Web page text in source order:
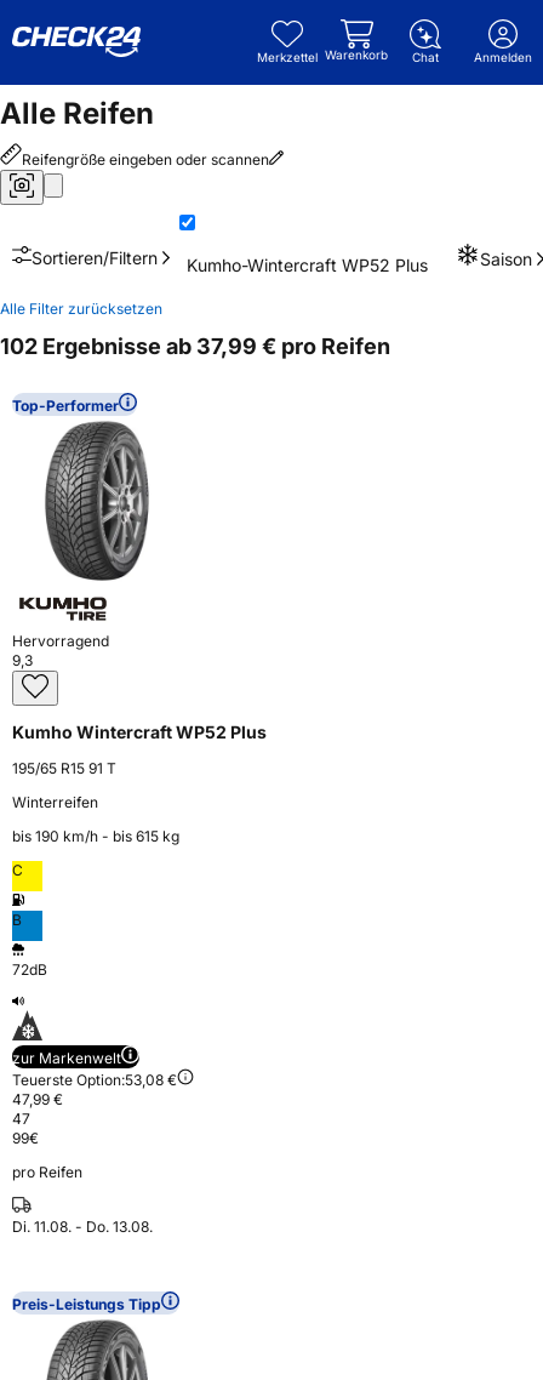
Merkzettel Warenkorb Chat Anmelden
Alle Reifen
Reifengröße eingeben oder scannen
Sortieren/Filtern Kumho-Wintercraft WP52 Plus Saison
Alle Filter zurücksetzen
102 Ergebnisse ab 37,99 € pro Reifen
Top-Performer
Hervorragend
9,3
Kumho Wintercraft WP52 Plus
195/65 R15 91 T
Winterreifen
bis 190 km⁠/⁠h - bis 615 kg
C
B
72dB
zur Markenwelt
Teuerste Option:53,08 €
47,99 €
47
99€
pro Reifen
Di. 11.08. - Do. 13.08.
Preis-Leistungs Tipp